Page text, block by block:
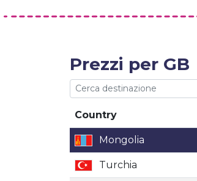
Prezzi per GB
Country
CountryMongolia
Turchia